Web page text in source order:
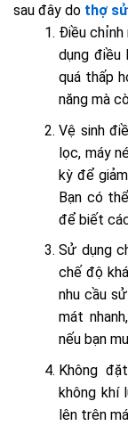
sau đây do thợ
Điều chỉnh
dụng
quá thấp
năng mà
Vệ sinh
lọc, máy
kỳ để
Bạn có
để biết
Sử dụng
chế độ
nhu cầu
mát
nếu bạn
Không
không khí
lên trên